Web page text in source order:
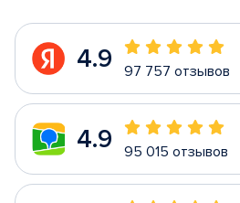
4.9 97 757 отзывов
4.9 95 015 отзывов